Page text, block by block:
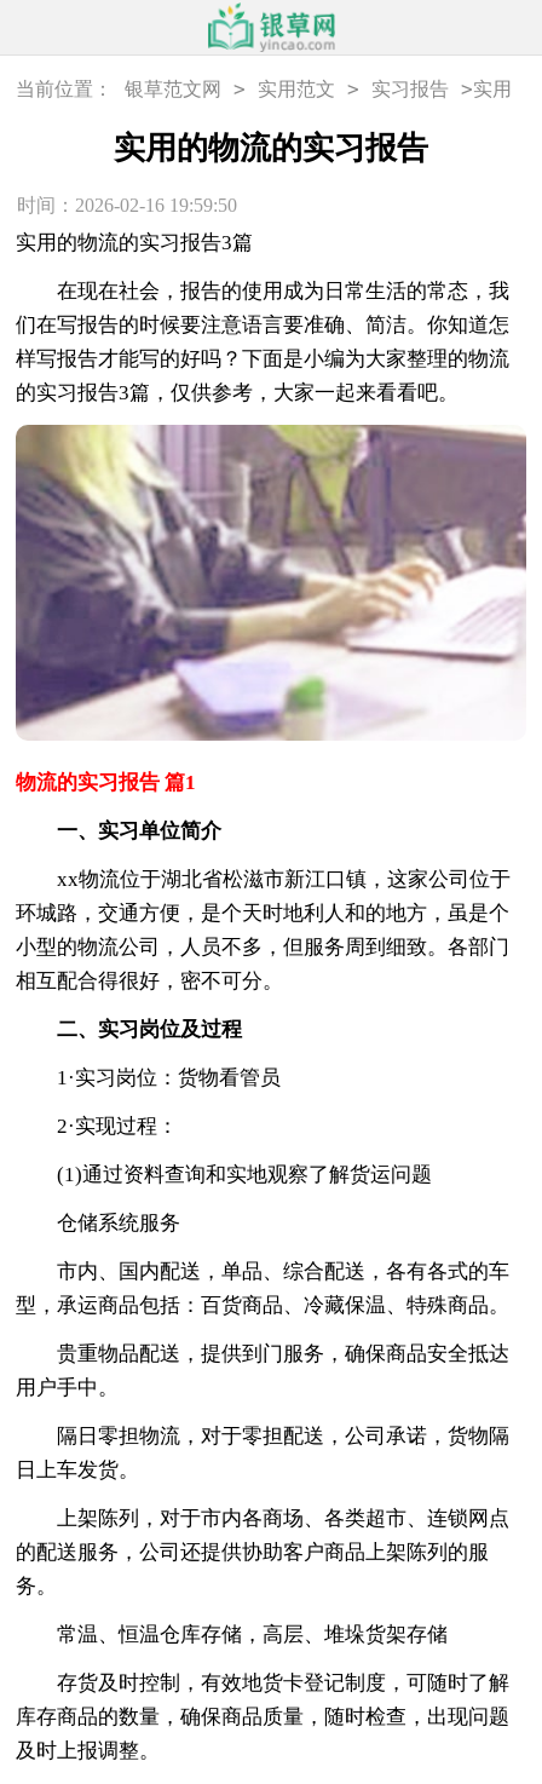
当前位置： 银草范文网 > 实用范文 > 实习报告 >实用
的物流的实习报告
实用的物流的实习报告
时间：2026-02-16 19:59:50
实用的物流的实习报告3篇
在现在社会，报告的使用成为日常生活的常态，我
们在写报告的时候要注意语言要准确、简洁。你知道怎
样写报告才能写的好吗？下面是小编为大家整理的物流
的实习报告3篇，仅供参考，大家一起来看看吧。
物流的实习报告 篇1
一、实习单位简介
xx物流位于湖北省松滋市新江口镇，这家公司位于
环城路，交通方便，是个天时地利人和的地方，虽是个
小型的物流公司，人员不多，但服务周到细致。各部门
相互配合得很好，密不可分。
二、实习岗位及过程
1·实习岗位：货物看管员
2·实现过程：
(1)通过资料查询和实地观察了解货运问题
仓储系统服务
市内、国内配送，单品、综合配送，各有各式的车
型，承运商品包括：百货商品、冷藏保温、特殊商品。
贵重物品配送，提供到门服务，确保商品安全抵达
用户手中。
隔日零担物流，对于零担配送，公司承诺，货物隔
日上车发货。
上架陈列，对于市内各商场、各类超市、连锁网点
的配送服务，公司还提供协助客户商品上架陈列的服
务。
常温、恒温仓库存储，高层、堆垛货架存储
存货及时控制，有效地货卡登记制度，可随时了解
库存商品的数量，确保商品质量，随时检查，出现问题
及时上报调整。